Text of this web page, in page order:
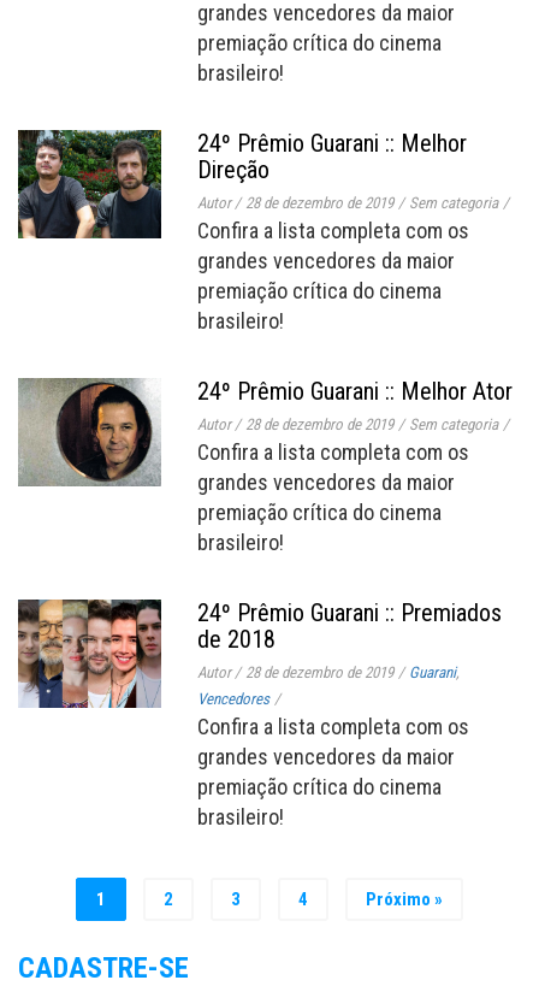
grandes vencedores da maior
premiação crítica do cinema
brasileiro!
24º Prêmio Guarani :: Melhor
Direção
Autor/ 28 de dezembro de 2019 / Sem categoria /
Confira a lista completa com os
grandes vencedores da maior
premiação crítica do cinema
brasileiro!
24º Prêmio Guarani :: Melhor Ator
Autor/ 28 de dezembro de 2019 / Sem categoria /
Confira a lista completa com os
grandes vencedores da maior
premiação crítica do cinema
brasileiro!
24º Prêmio Guarani :: Premiados
de 2018
Autor/ 28 de dezembro de 2019 / Guarani,
Vencedores /
Confira a lista completa com os
grandes vencedores da maior
premiação crítica do cinema
brasileiro!
1 2 3 4 Próximo »
CADASTRE-SE